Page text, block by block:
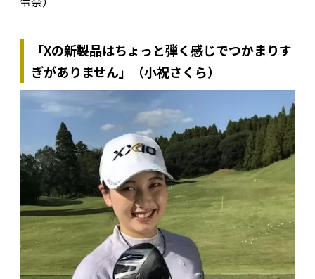
「Xの新製品はちょっと弾く感じでつかまりす
ぎがありません」（小祝さくら）